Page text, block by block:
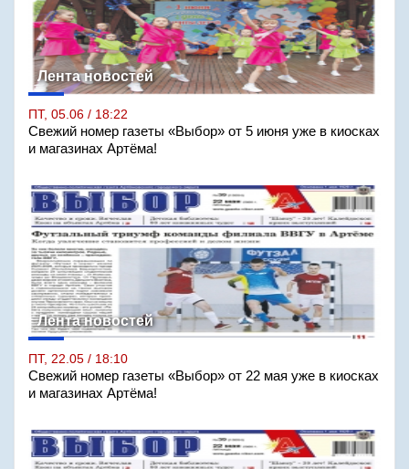
Лента новостей
ПТ, 05.06 / 18:22
Свежий номер газеты «Выбор» от 5 июня уже в киосках
и магазинах Артёма!
Лента новостей
ПТ, 22.05 / 18:10
Свежий номер газеты «Выбор» от 22 мая уже в киосках
и магазинах Артёма!